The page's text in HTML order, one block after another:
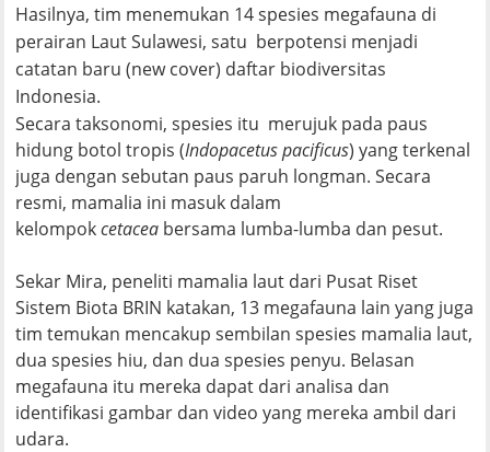
Hasilnya, tim menemukan 14 spesies megafauna di
perairan Laut Sulawesi, satu berpotensi menjadi
catatan baru (new cover) daftar biodiversitas
Indonesia.
Secara taksonomi, spesies itu merujuk pada paus
hidung botol tropis (Indopacetus pacificus) yang terkenal
juga dengan sebutan paus paruh longman. Secara
resmi, mamalia ini masuk dalam
kelompokcetacea bersama lumba-lumba dan pesut.
Sekar Mira, peneliti mamalia laut dari Pusat Riset
Sistem Biota BRIN katakan, 13 megafauna lain yang juga
tim temukan mencakup sembilan spesies mamalia laut,
dua spesies hiu, dan dua spesies penyu. Belasan
megafauna itu mereka dapat dari analisa dan
identifikasi gambar dan video yang mereka ambil dari
udara.